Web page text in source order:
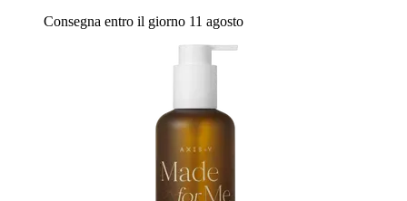
Consegna entro il giorno 11 agosto